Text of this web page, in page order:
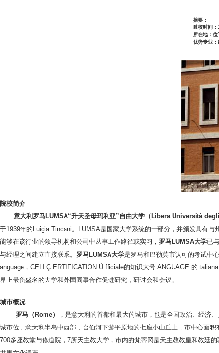
摘要：
建校时间
所在地：
优势专业：
院校简介
意大利罗马LUMSA“升天圣母玛利亚”自由大学（Libera Università
于1939年的Luigia Tincani。LUMSA是国家大学系统的一部分，并颁发具有与
能够在该行业的领导机构和公司中从事工作路径或实习， 罗马LUMSA大学已
与经理之间建立直接联系。 罗马LUMSA大学是罗马和巴勒莫市认可的考试中
anguage，CELI Ç ERTIFICATION Ù fficiale的知识大号 ANGUAGE 的
界上最负盛名的大学和外国同事合作促进研究，研讨会和会议。
城市概况
罗马（Rome）
，是意大利的首都和最大的城市，也是全国政治、经济
城市位于意大利半岛中西部，台伯河下游平原地的七座小山丘上，市中心面
700多座教堂与修道院，7所天主教大学，市内的梵蒂冈是天主教教皇和教廷